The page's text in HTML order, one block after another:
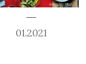
01.2021